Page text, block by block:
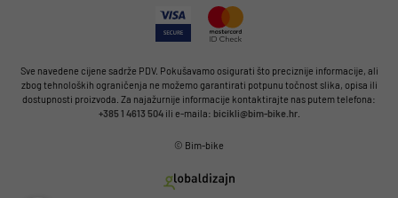
Sve navedene cijene sadrže PDV. Pokušavamo osigurati što preciznije informacije, ali
zbog tehnoloških ograničenja ne možemo garantirati potpunu točnost slika, opisa ili
dostupnosti proizvoda. Za najažurnije informacije kontaktirajte nas putem telefona:
+385 1 4613 504ili e-maila: bicikli@bim-bike.hr.
© Bim-bike